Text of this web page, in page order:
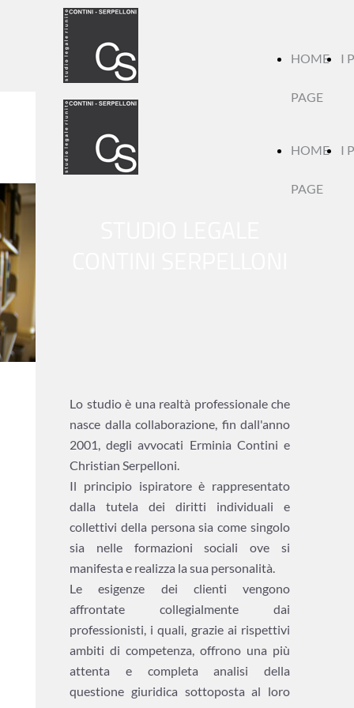
HOME
PAGE
I
HOME
PAGE
I
Lo studio è una realtà professionale che
nasce dalla collaborazione, fin dall'anno
2001, degli avvocati Erminia Contini e
Christian Serpelloni.
Il principio ispiratore è rappresentato
dalla tutela dei diritti individuali e
collettivi della persona sia come singolo
sia nelle formazioni sociali ove si
manifesta e realizza la sua personalità.
Le esigenze dei clienti vengono
affrontate collegialmente dai
professionisti, i quali, grazie ai rispettivi
ambiti di competenza, offrono una più
attenta e completa analisi della
questione giuridica sottoposta al loro